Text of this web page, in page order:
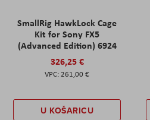
SmallRig HawkLock Cage
Kit for Sony FX5
(Advanced Edition) 6924
326,25 €
261,00 €
U KOŠARICU